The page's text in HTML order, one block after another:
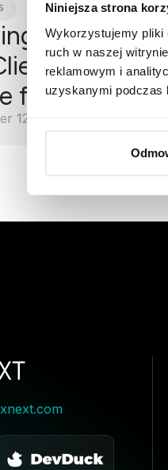
Niniejsza strona
Wykorzystujemy pliki
ruch w naszej
reklamowym i
uzyskanymi podczas
Software
in Mind:
for a
12, 2025